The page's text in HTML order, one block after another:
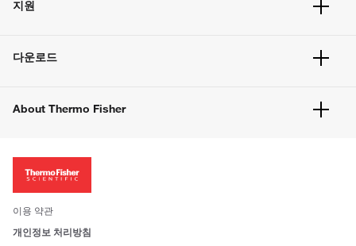
주문 방법
벌크 주문
지원
고객 센터
웹사이트 개선사항
다운로드
About Thermo Fisher
투자자
사회적 책임
브랜드
이용 약관
개인정보 처리방침